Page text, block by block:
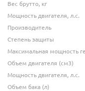
Вес брутто, кг
Мощность двигателя, л.с.
Производитель
Степень защиты
Максимальная мощность
Объем двигателя (см3)
Мощность двигателя, л.с.
Объем бака (л)